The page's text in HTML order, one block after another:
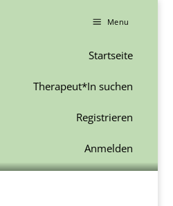
a Menu
Startseite
Therapeut*In suchen
Registrieren
Anmelden